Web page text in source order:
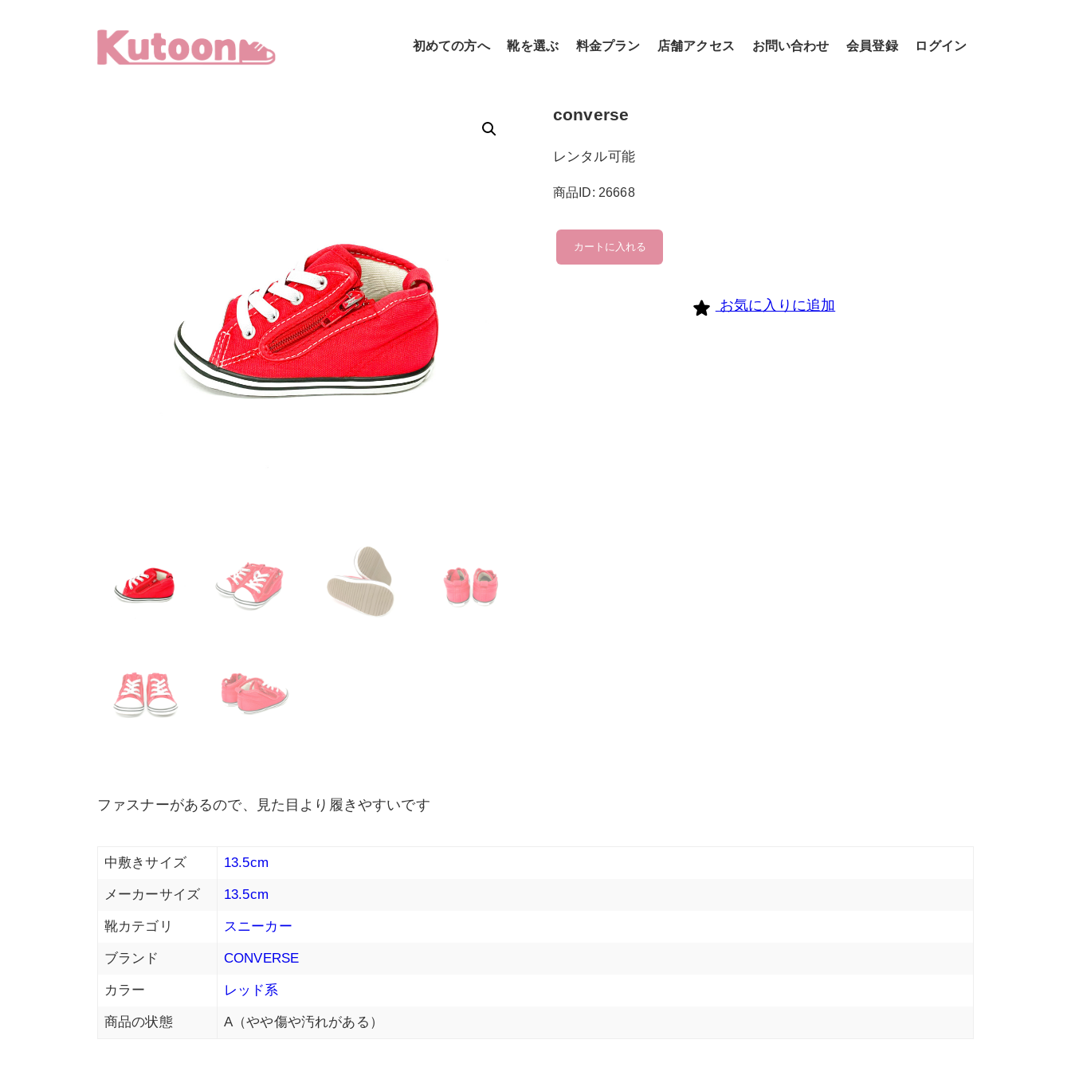
初めての方へ 靴を選ぶ 料金プラン 店舗アクセス お問い合わせ 会員登録 ログイン
converse
レンタル可能
商品ID: 26668
converse
個
カートに入れる
お気に入りに追加
ファスナーがあるので、見た目より履きやすいです
中敷きサイズ 13.5cm
メーカーサイズ 13.5cm
靴カテゴリ スニーカー
ブランド CONVERSE
カラー レッド系
商品の状態 A（やや傷や汚れがある）